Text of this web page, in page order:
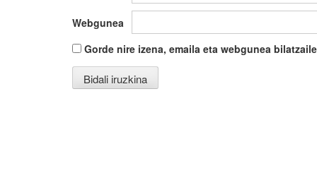
Webgunea
Gorde nire izena, emaila eta webgunea